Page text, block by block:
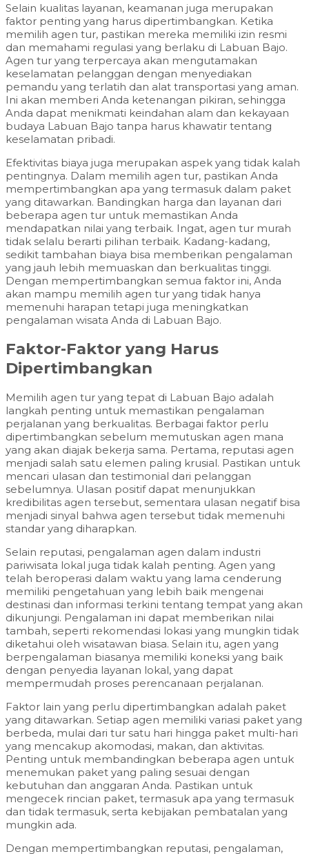
Selain kualitas layanan, keamanan juga merupakan
faktor penting yang harus dipertimbangkan. Ketika
memilih agen tur, pastikan mereka memiliki izin resmi
dan memahami regulasi yang berlaku di Labuan Bajo.
Agen tur yang terpercaya akan mengutamakan
keselamatan pelanggan dengan menyediakan
pemandu yang terlatih dan alat transportasi yang aman.
Ini akan memberi Anda ketenangan pikiran, sehingga
Anda dapat menikmati keindahan alam dan kekayaan
budaya Labuan Bajo tanpa harus khawatir tentang
keselamatan pribadi.
Efektivitas biaya juga merupakan aspek yang tidak kalah
pentingnya. Dalam memilih agen tur, pastikan Anda
mempertimbangkan apa yang termasuk dalam paket
yang ditawarkan. Bandingkan harga dan layanan dari
beberapa agen tur untuk memastikan Anda
mendapatkan nilai yang terbaik. Ingat, agen tur murah
tidak selalu berarti pilihan terbaik. Kadang-kadang,
sedikit tambahan biaya bisa memberikan pengalaman
yang jauh lebih memuaskan dan berkualitas tinggi.
Dengan mempertimbangkan semua faktor ini, Anda
akan mampu memilih agen tur yang tidak hanya
memenuhi harapan tetapi juga meningkatkan
pengalaman wisata Anda di Labuan Bajo.
Faktor-Faktor yang Harus
Dipertimbangkan
Memilih agen tur yang tepat di Labuan Bajo adalah
langkah penting untuk memastikan pengalaman
perjalanan yang berkualitas. Berbagai faktor perlu
dipertimbangkan sebelum memutuskan agen mana
yang akan diajak bekerja sama. Pertama, reputasi agen
menjadi salah satu elemen paling krusial. Pastikan untuk
mencari ulasan dan testimonial dari pelanggan
sebelumnya. Ulasan positif dapat menunjukkan
kredibilitas agen tersebut, sementara ulasan negatif bisa
menjadi sinyal bahwa agen tersebut tidak memenuhi
standar yang diharapkan.
Selain reputasi, pengalaman agen dalam industri
pariwisata lokal juga tidak kalah penting. Agen yang
telah beroperasi dalam waktu yang lama cenderung
memiliki pengetahuan yang lebih baik mengenai
destinasi dan informasi terkini tentang tempat yang akan
dikunjungi. Pengalaman ini dapat memberikan nilai
tambah, seperti rekomendasi lokasi yang mungkin tidak
diketahui oleh wisatawan biasa. Selain itu, agen yang
berpengalaman biasanya memiliki koneksi yang baik
dengan penyedia layanan lokal, yang dapat
mempermudah proses perencanaan perjalanan.
Faktor lain yang perlu dipertimbangkan adalah paket
yang ditawarkan. Setiap agen memiliki variasi paket yang
berbeda, mulai dari tur satu hari hingga paket multi-hari
yang mencakup akomodasi, makan, dan aktivitas.
Penting untuk membandingkan beberapa agen untuk
menemukan paket yang paling sesuai dengan
kebutuhan dan anggaran Anda. Pastikan untuk
mengecek rincian paket, termasuk apa yang termasuk
dan tidak termasuk, serta kebijakan pembatalan yang
mungkin ada.
Dengan mempertimbangkan reputasi, pengalaman,